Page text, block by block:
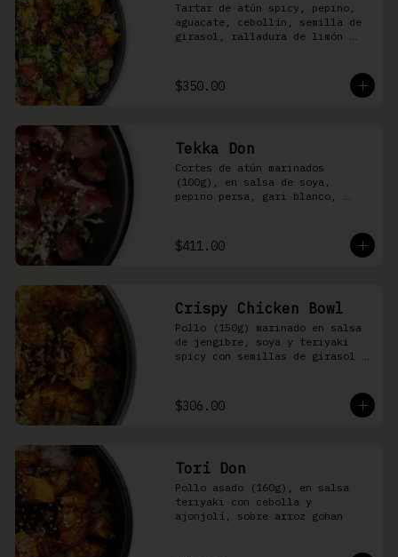
Tartar de atún spicy, pepino,
aguacate, cebollín, semilla de
girasol, ralladura de limón
$350.00
Tekka Don
Cortes de atún marinados
(100g), en salsa de soya,
pepino persa, gari blanco,
$411.00
Crispy Chicken Bowl
Pollo (150g) marinado en salsa
de jengibre, soya y teriyaki
spicy con semillas de girasol y
$306.00
Tori Don
Pollo asado (160g), en salsa
teriyaki con cebolla y
ajonjolí, sobre arroz gohan